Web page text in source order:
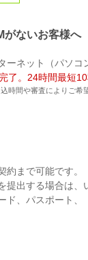
がないお客様へ
ーネット（パソコ
了。24時間最短
間や審査によりご希
約まで可能です。
提出する場合は、
ド、パスポート